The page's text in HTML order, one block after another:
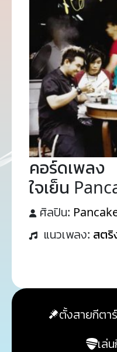
คอร์ดเพลง
ใจเย็น
ศิลปิน:
แนวเพลง: สตริ
ตั้งสายกีตาร์
เล่